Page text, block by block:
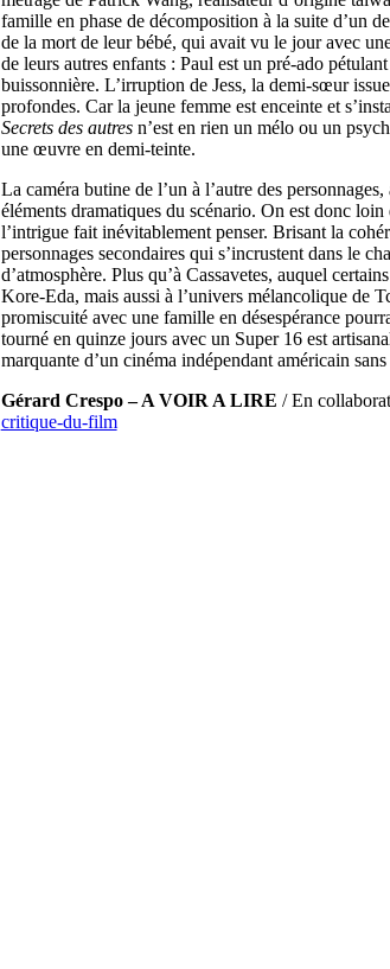
famille en phase de décomposition à la suite d’un
de la mort de leur bébé, qui avait vu le jour avec
de leurs autres enfants : Paul est un pré-ado
buissonnière. L’irruption de Jess, la demi-sœur
profondes. Car la jeune femme est enceinte et
Secrets des autres n’est en rien un mélo ou un
une œuvre en demi-teinte.
La caméra butine de l’un à l’autre des
éléments dramatiques du scénario. On est donc
l’intrigue fait inévitablement penser. Brisant la
personnages secondaires qui s’incrustent dans le
d’atmosphère. Plus qu’à Cassavetes, auquel
Kore-Eda, mais aussi à l’univers mélancolique de
promiscuité avec une famille en désespérance
tourné en quinze jours avec un Super 16 est
marquante d’un cinéma indépendant américain
Gérard Crespo – A VOIR A LIRE / En
critique-du-film